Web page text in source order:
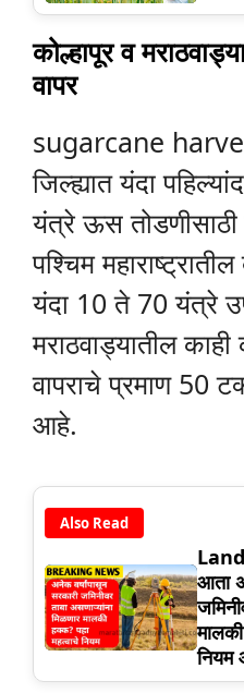
कोल्हापूर व
वापर
sugarcane
जिल्ह्यात यंदा
यंत्रे ऊस
पश्चिम
यंदा 10 ते 70 यंत्रे
मराठवाड्यातील काही
वापराचे प्रमाण 50
आहे.
Also Read
आता
नियम